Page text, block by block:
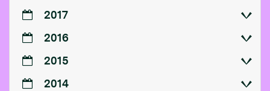
2017
2016
2015
2014